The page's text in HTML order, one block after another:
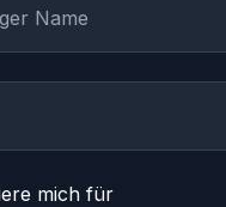
mich für